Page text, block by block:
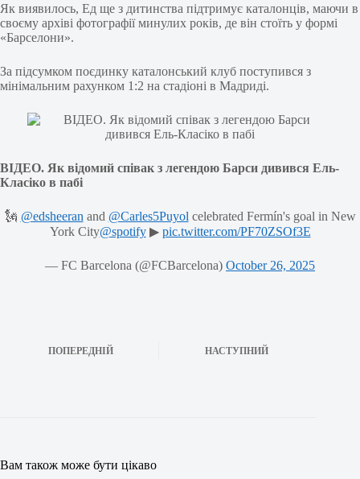
Як виявилось, Ед ще з дитинства підтримує каталонців, маючи в
своєму архіві фотографії минулих років, де він стоїть у формі
«Барселони».
За підсумком поєдинку каталонський клуб поступився з
мінімальним рахунком 1:2 на стадіоні в Мадриді.
ВІДЕО. Як відомий співак з легендою Барси дивився Ель-
Класіко в пабі
🗽 @edsheeran and @Carles5Puyol celebrated Fermín's goal in New
York City@spotify▶ pic.twitter.com/PF70ZSOf3E
— FC Barcelona (@FCBarcelona) October 26, 2025
ПОПЕРЕДНІЙ НАСТУПНИЙ
Вам також може бути цікаво